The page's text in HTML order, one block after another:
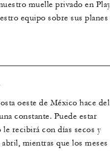
muelle privado en
equipo sobre sus planes
oeste de México hace del
constante. Puede estar
recibirá con días secos y
mientras que los meses